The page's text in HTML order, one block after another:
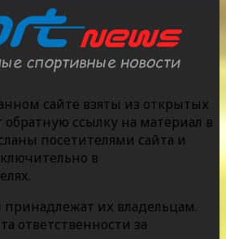
сайте взяты из открытых
ссылку на материал в
посетителями сайта и
в
их владельцам.
ответственности за